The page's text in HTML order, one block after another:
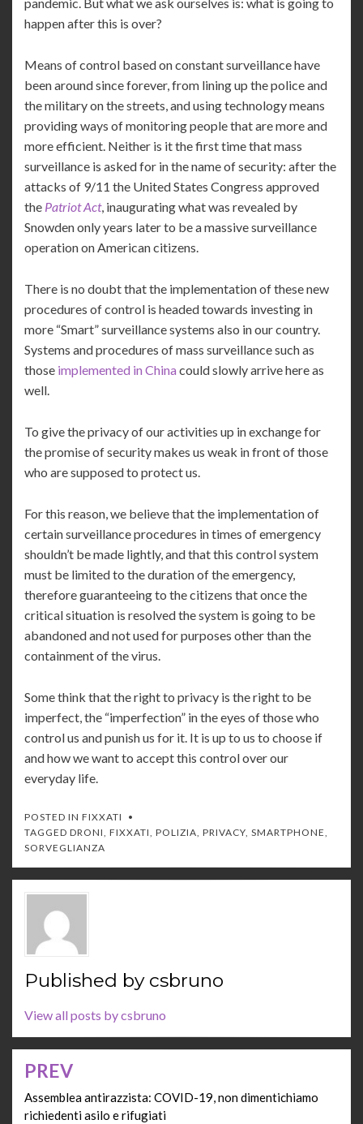
pandemic. But what we ask ourselves is: what is going to
happen after this is over?
Means of control based on constant surveillance have
been around since forever, from lining up the police and
the military on the streets, and using technology means
providing ways of monitoring people that are more and
more efficient. Neither is it the first time that mass
surveillance is asked for in the name of security: after the
attacks of 9/11 the United States Congress approved
the Patriot Act, inaugurating what was revealed by
Snowden only years later to be a massive surveillance
operation on American citizens.
There is no doubt that the implementation of these new
procedures of control is headed towards investing in
more “Smart” surveillance systems also in our country.
Systems and procedures of mass surveillance such as
those implemented in Chinacould slowly arrive here as
well.
To give the privacy of our activities up in exchange for
the promise of security makes us weak in front of those
who are supposed to protect us.
For this reason, we believe that the implementation of
certain surveillance procedures in times of emergency
shouldn’t be made lightly, and that this control system
must be limited to the duration of the emergency,
therefore guaranteeing to the citizens that once the
critical situation is resolved the system is going to be
abandoned and not used for purposes other than the
containment of the virus.
Some think that the right to privacy is the right to be
imperfect, the “imperfection” in the eyes of those who
control us and punish us for it. It is up to us to choose if
and how we want to accept this control over our
everyday life.
POSTED IN FIXXATI
TAGGED DRONI, FIXXATI, POLIZIA, PRIVACY, SMARTPHONE,
SORVEGLIANZA
Published by csbruno
View all posts by csbruno
Navigazione
articoli
PREV
Assemblea antirazzista: COVID-19, non dimentichiamo
richiedenti asilo e rifugiati